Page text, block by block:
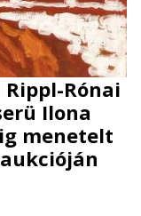
Rónai
Ilona
menetelt